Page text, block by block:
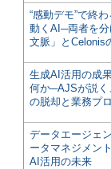
“感動デモ”で終
動くAI─両者を
文脈」とCelonis
生成AI活用の成
何か─AJSが説く
の脱却と業務プ
データエージェ
ータマネジメン
AI活用の未来